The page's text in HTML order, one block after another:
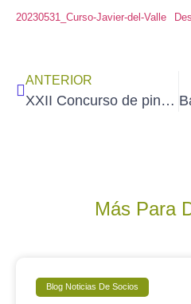
20230531_Curso-Javier-del-Valle
ANTERIOR
XXII Concurso de pintura rápida «Ciudad de Pozoblanco» – Córdoba (24 de junio de 2023)
Más Para
Blog Noticias De Socios